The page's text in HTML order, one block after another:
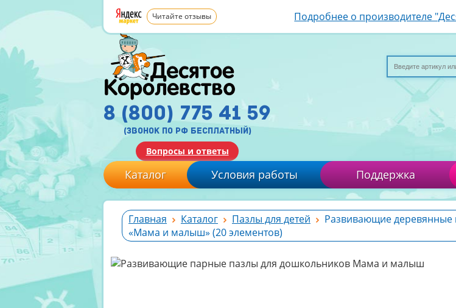
Читайте отзывы Подробнее о производителе
8 (800) 775 41 59
(звонок по рф бесплатный)
Вопросы и ответы
Каталог Условия работы Поддержка
Главная Каталог Пазлы для детей
Развивающие
«Мама и малыш» (20 элементов)